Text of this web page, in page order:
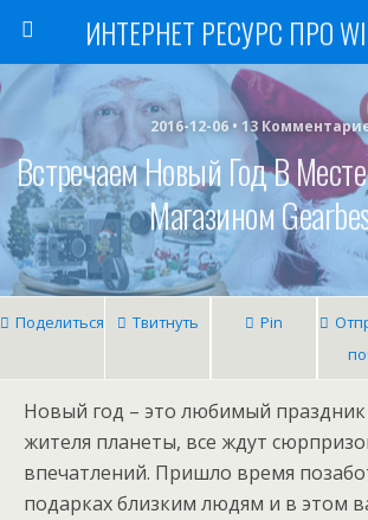
ИНТЕРНЕТ РЕСУРС ПРО
2016-12-06 • 13
Встречаем Новый Год В
Магазином
Поделиться Твитнуть Pin
Новый год – это любимый
жителя планеты, все ждут
впечатлений. Пришло время
подарках близким людям и в этом